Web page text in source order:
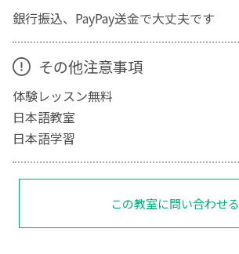
銀行振込、PayPay送金で大丈夫です
その他注意事項
体験レッスン無料
日本語教室
日本語学習
この教室に問い合わせる